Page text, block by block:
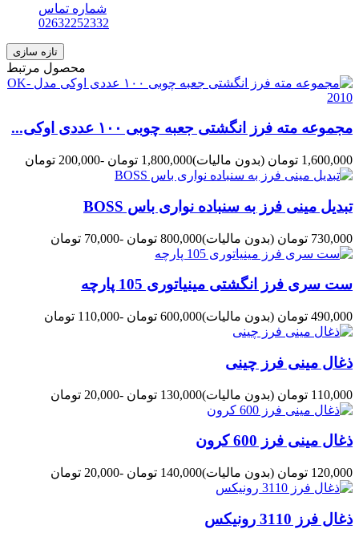
شماره تماس
02632252332
محصول مرتبط
مجموعه مته فرز انگشتی جعبه چوبی ۱۰۰ عددی اوکی...
1,600,000 تومان (بدون مالیات)1,800,000 تومان -200,000 تومان
تبدیل مینی فرز به سنباده نواری باس BOSS
730,000 تومان (بدون مالیات)800,000 تومان -70,000 تومان
ست سری فرز انگشتی مینیاتوری 105 پارچه
490,000 تومان (بدون مالیات)600,000 تومان -110,000 تومان
ذغال مینی فرز چینی
110,000 تومان (بدون مالیات)130,000 تومان -20,000 تومان
ذغال مینی فرز 600 کرون
120,000 تومان (بدون مالیات)140,000 تومان -20,000 تومان
ذغال فرز 3110 رونیکس